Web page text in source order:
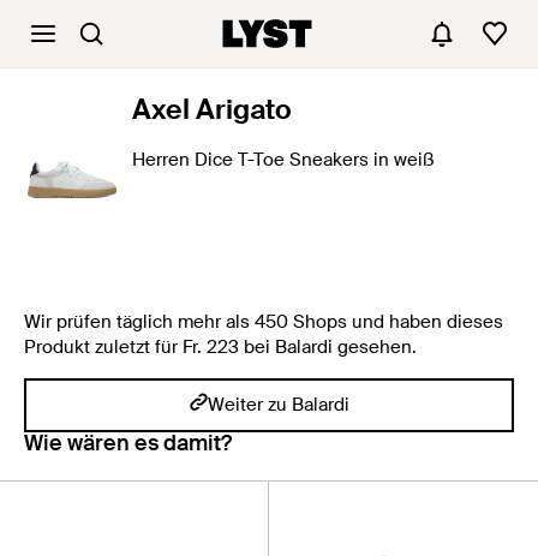
Axel Arigato
Herren Dice T-Toe Sneakers in weiß
Wir prüfen täglich mehr als 450 Shops und haben dieses
Produkt zuletzt für Fr. 223 bei Balardi gesehen.
Weiter zu Balardi
Wie wären es damit?